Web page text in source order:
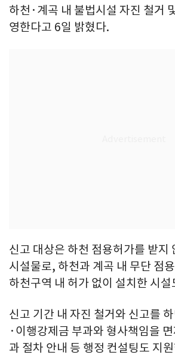
하천·계곡 내 불법시설 자진 철거
영한다고 6일 밝혔다.
신고 대상은 하천 점용허가를 받지
시설물로, 하천과 계곡 내 무단 점
하천구역 내 허가 없이 설치한 시
신고 기간 내 자진 철거와 신고를
·이행강제금 부과와 형사책임을
과 절차 안내 등 행정 컨설팅도 지